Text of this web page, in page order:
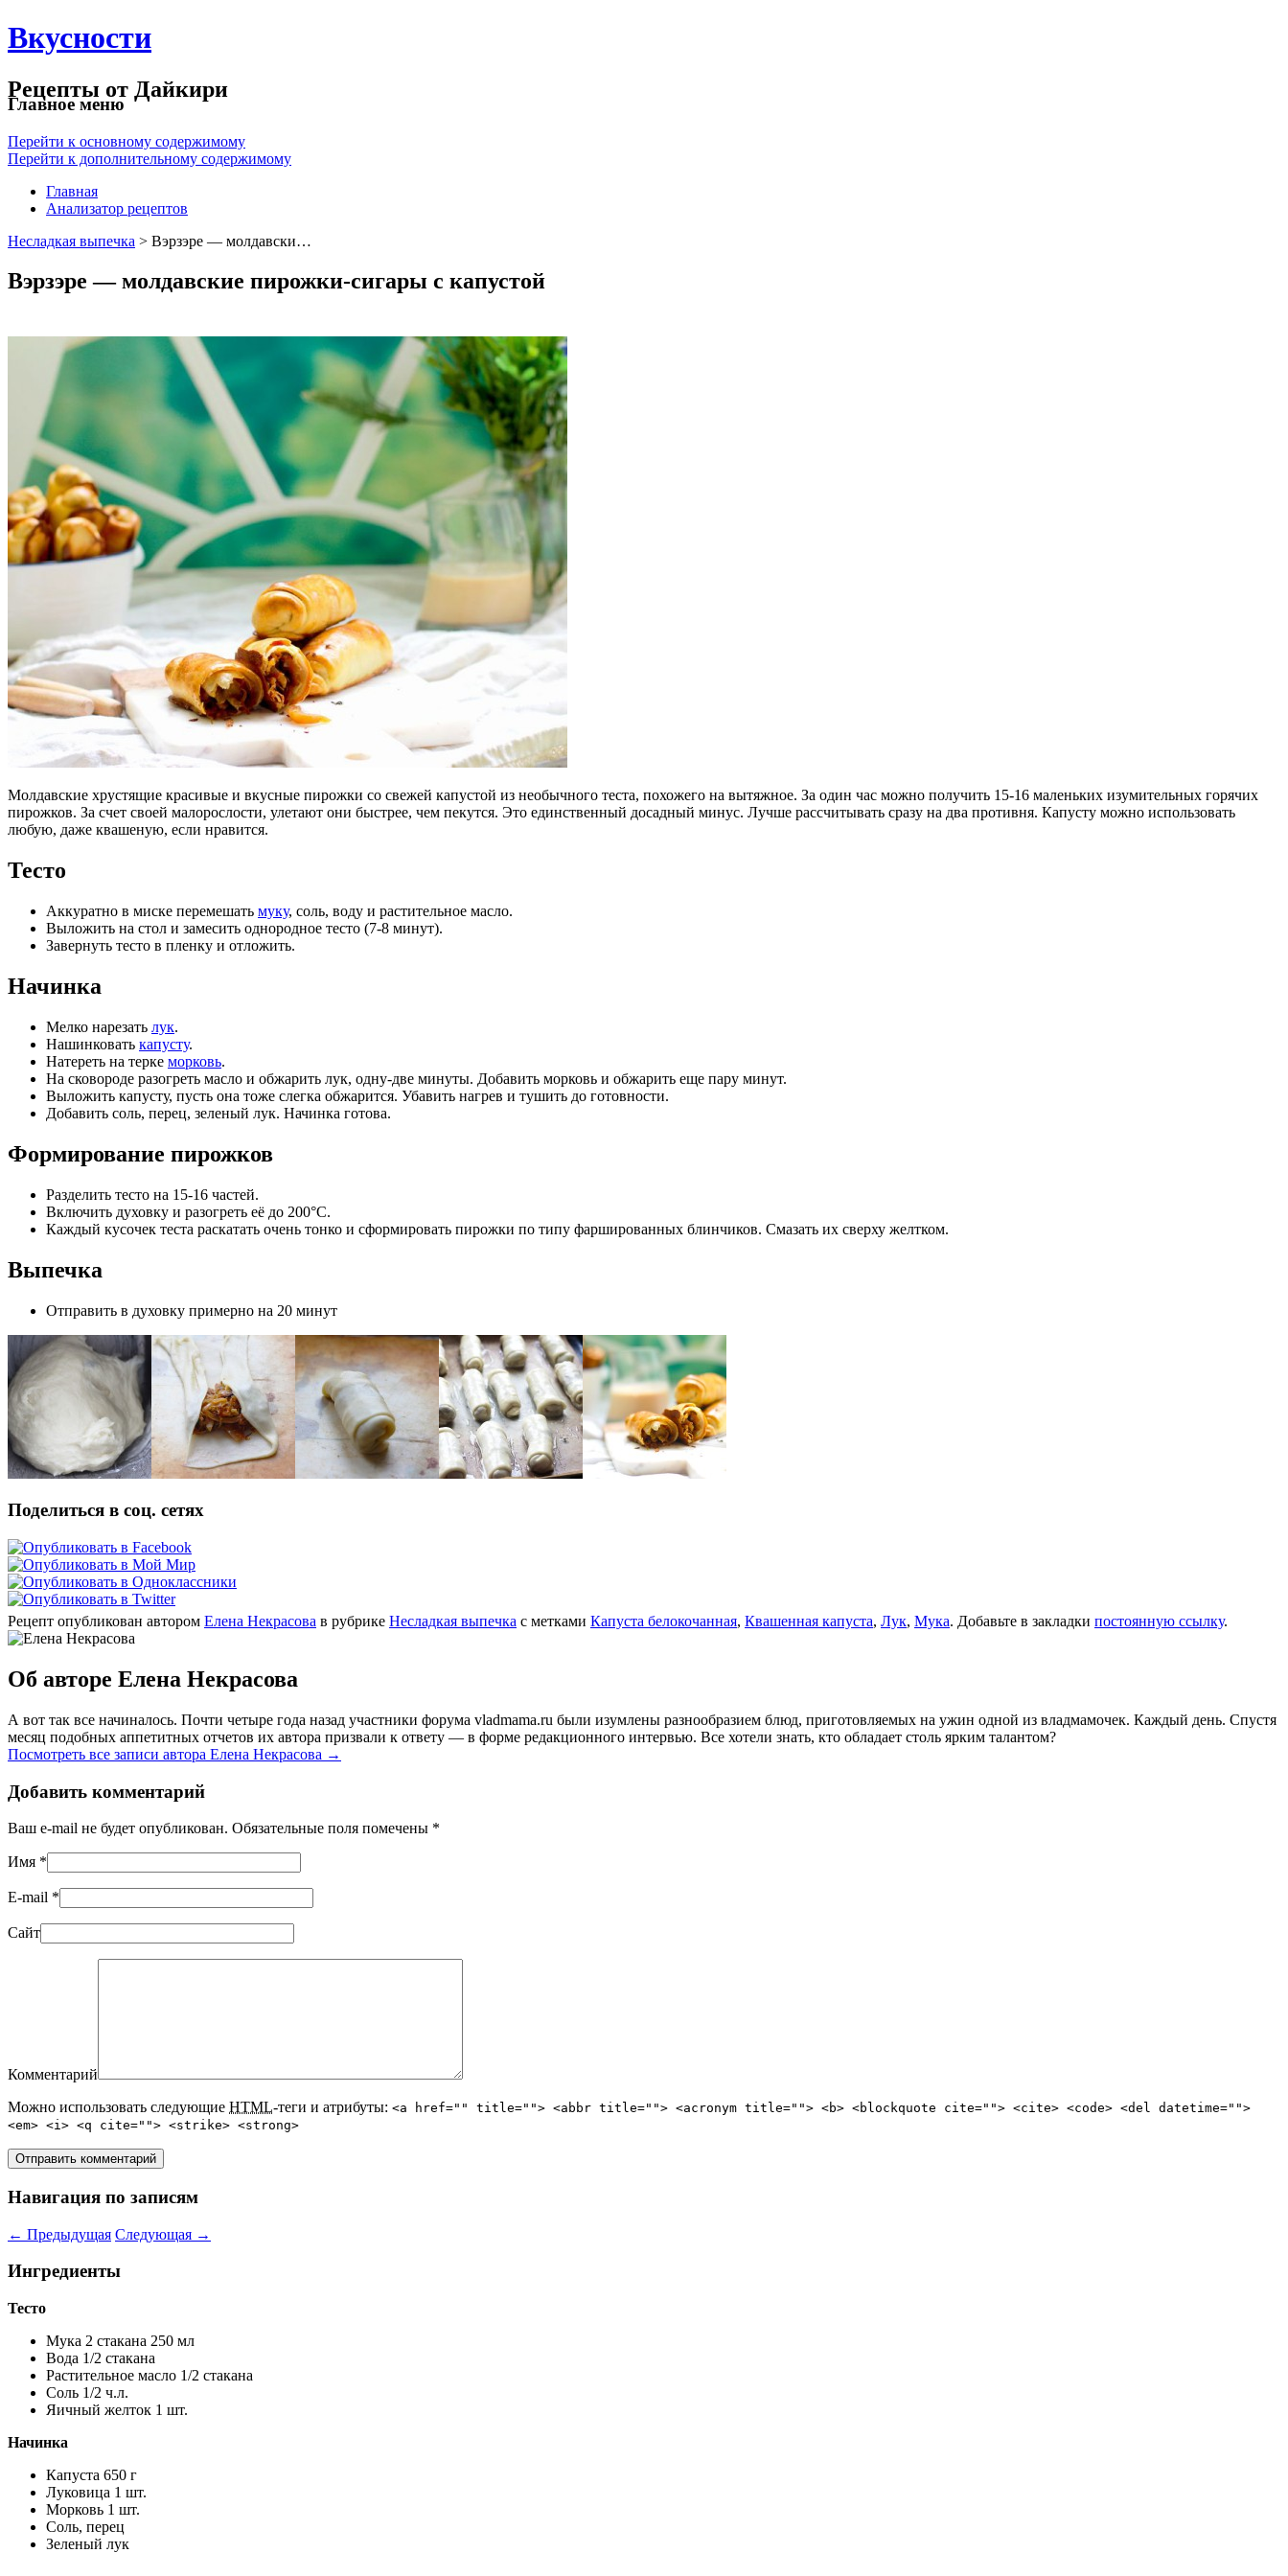
Вкусности
Рецепты от Дайкири
Главное меню
Перейти к основному содержимому
Перейти к дополнительному содержимому
Главная
Анализатор рецептов
Несладкая выпечка > Вэрзэре — молдавски…
Вэрзэре — молдавские пирожки-сигары с капустой
Молдавские хрустящие красивые и вкусные пирожки со свежей капустой из необычного теста, похожего на вытяжное. За один час можно получить 15-16 маленьких изумительных горячих
пирожков. За счет своей малорослости, улетают они быстрее, чем пекутся. Это единственный досадный минус. Лучше рассчитывать сразу на два противня. Капусту можно использовать
любую, даже квашеную, если нравится.
Тесто
Аккуратно в миске перемешать муку, соль, воду и растительное масло.
Выложить на стол и замесить однородное тесто (7-8 минут).
Завернуть тесто в пленку и отложить.
Начинка
Мелко нарезать лук.
Нашинковать капусту.
Натереть на терке морковь.
На сковороде разогреть масло и обжарить лук, одну-две минуты. Добавить морковь и обжарить еще пару минут.
Выложить капусту, пусть она тоже слегка обжарится. Убавить нагрев и тушить до готовности.
Добавить соль, перец, зеленый лук. Начинка готова.
Формирование пирожков
Разделить тесто на 15-16 частей.
Включить духовку и разогреть её до 200°C.
Каждый кусочек теста раскатать очень тонко и сформировать пирожки по типу фаршированных блинчиков. Смазать их сверху желтком.
Выпечка
Отправить в духовку примерно на 20 минут
Поделиться в соц. сетях
Рецепт опубликован автором Елена Некрасова в рубрике Несладкая выпечка с метками Капуста белокочанная, Квашенная капуста, Лук, Мука. Добавьте в закладки постоянную ссылку.
Об авторе Елена Некрасова
А вот так все начиналось. Почти четыре года назад участники форума vladmama.ru были изумлены разнообразием блюд, приготовляемых на ужин одной из владмамочек. Каждый день. Спустя
месяц подобных аппетитных отчетов их автора призвали к ответу — в форме редакционного интервью. Все хотели знать, кто обладает столь ярким талантом?
Посмотреть все записи автора Елена Некрасова →
Добавить комментарий
Ваш e-mail не будет опубликован. Обязательные поля помечены *
Имя *
E-mail *
Сайт
Комментарий
Можно использовать следующие HTML-теги и атрибуты: <a href="" title=""> <abbr title=""> <acronym title=""> <b> <blockquote cite=""> <cite> <code> <del datetime="">
<em> <i> <q cite=""> <strike> <strong>
Навигация по записям
← Предыдущая Следующая →
Ингредиенты
Тесто
Мука 2 стакана 250 мл
Вода 1/2 стакана
Растительное масло 1/2 стакана
Соль 1/2 ч.л.
Яичный желток 1 шт.
Начинка
Капуста 650 г
Луковица 1 шт.
Морковь 1 шт.
Соль, перец
Зеленый лук